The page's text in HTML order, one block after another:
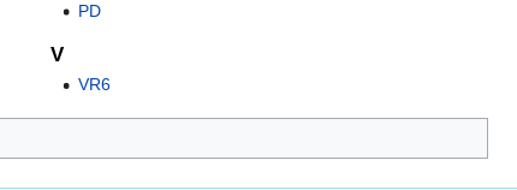
PD
V
VR6